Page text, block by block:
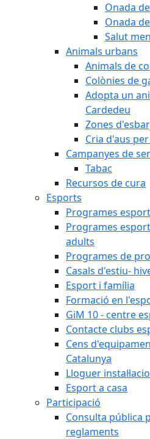
Onada
Onada
Salut
Animals urbans
Animals de
Colònies de
Adopta un
Cardedeu
Zones
Cria d'aus
Campanyes de
Tabac
Recursos de cura
Esports
Programes
Programes
adults
Programes de
Casals d'estiu-
Esport i família
Formació en
GiM 10 - centre
Contacte clubs
Cens
Catalunya
Lloguer
Esport a casa
Participació
Consulta pública
reglaments